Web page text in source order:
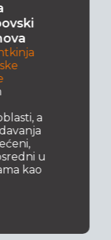
a
u
kao